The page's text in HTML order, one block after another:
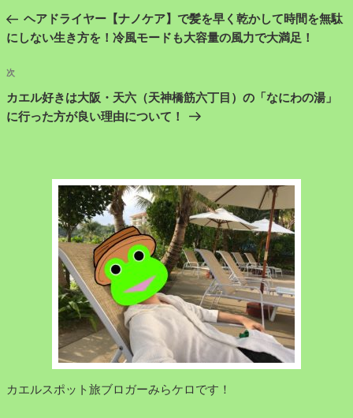
ナ
ゲ
ー
シ
の
投
ヘアドライヤー【ナノケア】で髪を早く乾かして時間を無駄
にしない生き方を！冷風モードも大容量の風力で大満足！
次
の
投
次
カエル好きは大阪・天六（天神橋筋六丁目）の「なにわの湯」
に行った方が良い理由について！
カエルスポット旅ブロガーみらケロです！